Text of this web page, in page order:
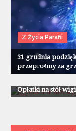
Z Życia Parafii
31 grudnia
przeprośmy za
Z Życia Parafii
Opłatki na stół